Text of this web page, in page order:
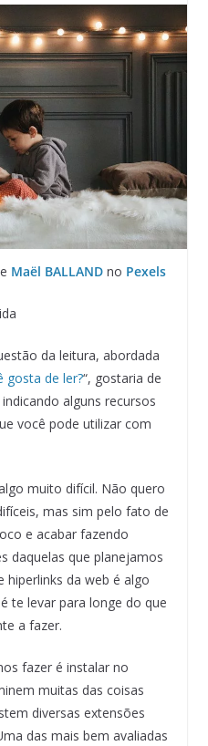
Maël BALLANDno Pexels
da leitura, abordada
gosta de ler?“, gostaria de
alguns recursos
você pode utilizar com
muito difícil. Não quero
mas sim pelo fato de
e acabar fazendo
daquelas que planejamos
hiperlinks da web é algo
te levar para longe do que
a fazer.
fazer é instalar no
muitas das coisas
diversas extensões
das mais bem avaliadas